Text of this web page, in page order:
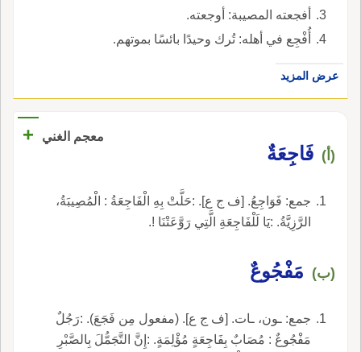
أفجعته المصيبة: أوجعته.
أُفْجِع في أهله: تُرك وحيدًا بائسًا بموتهم.
عرض المزيد
معجم الغني +
(أ) فَاجِعَةٌ
جمع: فَوَاجِعُ. [ف ج ع]. :حَلَّتْ بِهِ الْفَاجِعَةُ : الْمُصِيبَةُ،
الرَّزِيَّةُ. :يَا لَلْفَاجِعَةِ الَّتِي رَوَّعَتْنَا !.
(ب) مَفْجُوعٌ
جمع: ـون، ـات. [ف ج ع]. (مفعول مِن فَجَعَ). :رَجُلٌ
مَفْجُوعٌ : مُصَابٌ بِفَاجِعَةٍ مُؤْلِمَةٍ. :إِنَّ التَّجَمُّلَ بِالصَّبْرِ